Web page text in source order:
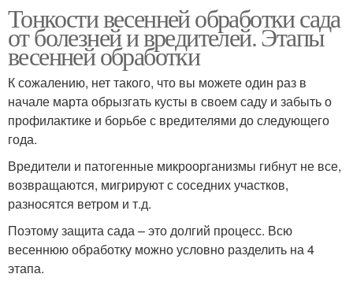
Тонкости весенней обработки сада
от болезней и вредителей. Этапы
весенней обработки
К сожалению, нет такого, что вы можете один раз в
начале марта обрызгать кусты в своем саду и забыть о
профилактике и борьбе с вредителями до следующего
года.
Вредители и патогенные микроорганизмы гибнут не все,
возвращаются, мигрируют с соседних участков,
разносятся ветром и т.д.
Поэтому защита сада – это долгий процесс. Всю
весеннюю обработку можно условно разделить на 4
этапа.